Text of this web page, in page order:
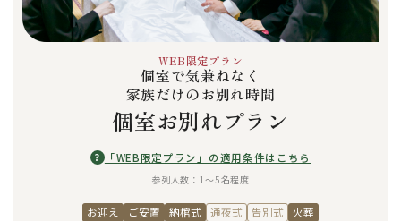
WEB限定プラン
個室で気兼ねなく
家族だけのお別れ時間
個室お別れプラン
? 「WEB限定プラン」の適用条件はこちら
参列人数：1〜5名程度
お迎え ご安置 納棺式 通夜式 告別式 火葬